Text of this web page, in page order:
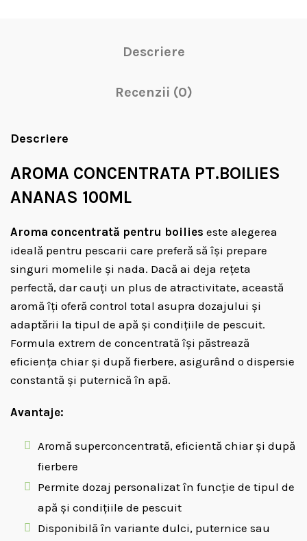
Descriere
Recenzii (0)
Descriere
AROMA CONCENTRATA PT.BOILIES
ANANAS 100ML
Aroma concentrată pentru boilies este alegerea
ideală pentru pescarii care preferă să își prepare
singuri momelile și nada. Dacă ai deja rețeta
perfectă, dar cauți un plus de atractivitate, această
aromă îți oferă control total asupra dozajului și
adaptării la tipul de apă și condițiile de pescuit.
Formula extrem de concentrată își păstrează
eficiența chiar și după fierbere, asigurând o dispersie
constantă și puternică în apă.
Avantaje:
Aromă superconcentrată, eficientă chiar și după
fierbere
Permite dozaj personalizat în funcție de tipul de
apă și condițiile de pescuit
Disponibilă în variante dulci, puternice sau